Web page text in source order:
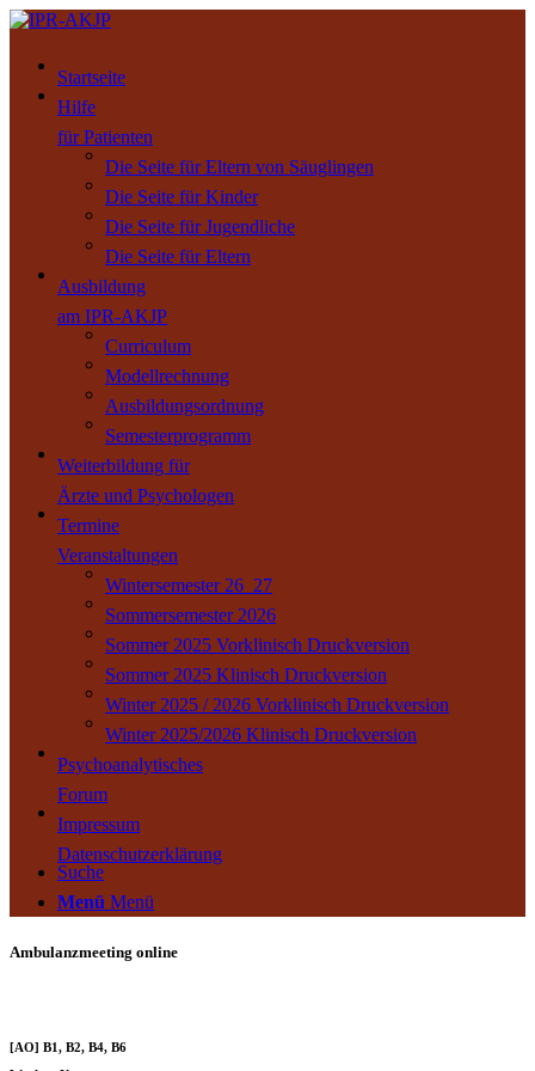
Startseite
Hilfe
für Patienten
Die Seite für Eltern von Säuglingen
Die Seite für Kinder
Die Seite für Jugendliche
Die Seite für Eltern
Ausbildung
am IPR-AKJP
Curriculum
Modellrechnung
Ausbildungsordnung
Semesterprogramm
Weiterbildung für
Ärzte und Psychologen
Termine
Veranstaltungen
Wintersemester 26_27
Sommersemester 2026
Sommer 2025 Vorklinisch Druckversion
Sommer 2025 Klinisch Druckversion
Winter 2025 / 2026 Vorklinisch Druckversion
Winter 2025/2026 Klinisch Druckversion
Psychoanalytisches
Forum
Impressum
Datenschutzerklärung
Suche
Menü Menü
Ambulanzmeeting online
[AO] B1, B2, B4, B6